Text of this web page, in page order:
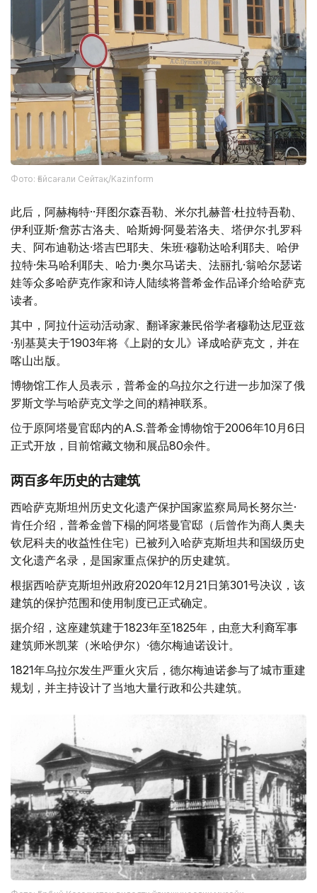
Фото: Ғайсағали Сейтақ/Kazinform
此后，阿赫梅特··拜图尔森吾勒、米尔扎赫普·杜拉特吾勒、
伊利亚斯·詹苏古洛夫、哈斯姆·阿曼若洛夫、塔伊尔·扎罗科
夫、阿布迪勒达·塔吉巴耶夫、朱班·穆勒达哈利耶夫、哈伊
拉特·朱马哈利耶夫、哈力·奥尔马诺夫、法丽扎·翁哈尔瑟诺
娃等众多哈萨克作家和诗人陆续将普希金作品译介给哈萨克
读者。
其中，阿拉什运动活动家、翻译家兼民俗学者穆勒达尼亚兹
·别基莫夫于1903年将《上尉的女儿》译成哈萨克文，并在
喀山出版。
博物馆工作人员表示，普希金的乌拉尔之行进一步加深了俄
罗斯文学与哈萨克文学之间的精神联系。
位于原阿塔曼官邸内的A.S.普希金博物馆于2006年10月6日
正式开放，目前馆藏文物和展品80余件。
两百多年历史的古建筑
西哈萨克斯坦州历史文化遗产保护国家监察局局长努尔兰·
肯任介绍，普希金曾下榻的阿塔曼官邸（后曾作为商人奥夫
钦尼科夫的收益性住宅）已被列入哈萨克斯坦共和国级历史
文化遗产名录，是国家重点保护的历史建筑。
根据西哈萨克斯坦州政府2020年12月21日第301号决议，该
建筑的保护范围和使用制度已正式确定。
据介绍，这座建筑建于1823年至1825年，由意大利裔军事
建筑师米凯莱（米哈伊尔）·德尔梅迪诺设计。
1821年乌拉尔发生严重火灾后，德尔梅迪诺参与了城市重建
规划，并主持设计了当地大量行政和公共建筑。